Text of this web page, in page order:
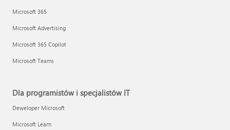
Microsoft 365
Microsoft Advertising
Microsoft 365 Copilot
Microsoft Teams
Dla programistów i specjalistów IT
Deweloper Microsoft
Microsoft Learn